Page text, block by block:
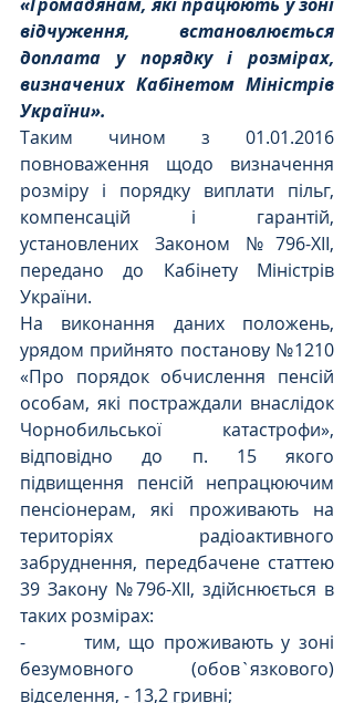
«Громадянам, які працюють у зоні
відчуження, встановлюється
доплата у порядку і розмірах,
визначених Кабінетом Міністрів
України».
Таким чином з 01.01.2016
повноваження щодо визначення
розміру і порядку виплати пільг,
компенсацій і гарантій,
установлених Законом №796-ХІІ,
передано до Кабінету Міністрів
України.
На виконання даних положень,
урядом прийнято постанову №1210
«Про порядок обчислення пенсій
особам, які постраждали внаслідок
Чорнобильської катастрофи»,
відповідно до п. 15 якого
підвищення пенсій непрацюючим
пенсіонерам, які проживають на
територіях радіоактивного
забруднення, передбачене статтею
39 Закону №796-ХІІ, здійснюється в
таких розмірах:
- тим, що проживають у зоні
безумовного (обов`язкового)
відселення, - 13,2 гривні;